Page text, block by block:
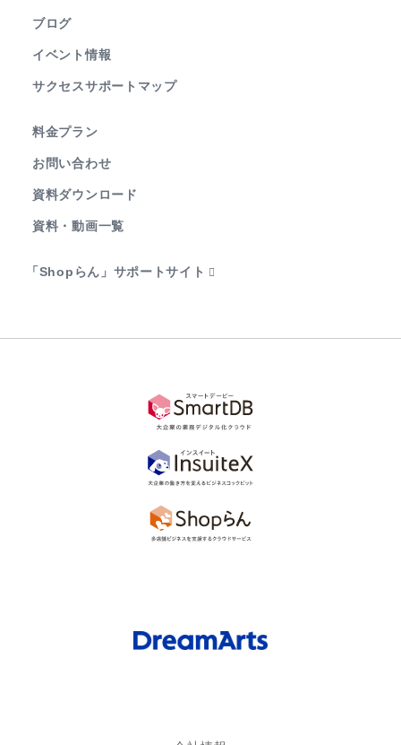
ブログ
イベント情報
サクセスサポートマップ
料金プラン
お問い合わせ
資料ダウンロード
資料・動画一覧
「Shopらん」サポートサイト